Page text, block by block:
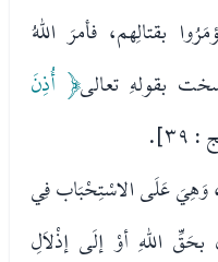
بقتالِهم، فأمرَ اللهُ
بقولهِ تعالى﴿ أُذِنَ
وَهِيَ عَلَى الاسْتِحْبَاب فِي
اللهِ أوْ إلَى إذْلاَلِ